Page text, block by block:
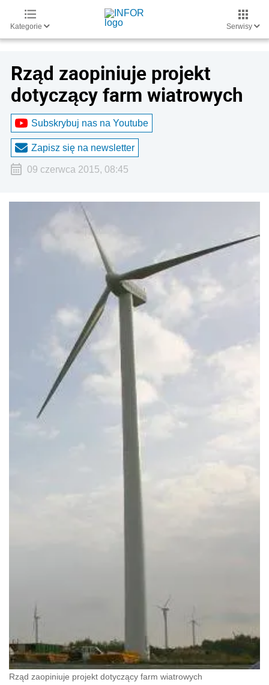
Kategorie Serwisy
Rząd zaopiniuje projekt
dotyczący farm wiatrowych
Subskrybuj nas na Youtube
Zapisz się na newsletter
09 czerwca 2015, 08:45
Rząd zaopiniuje projekt dotyczący farm wiatrowych